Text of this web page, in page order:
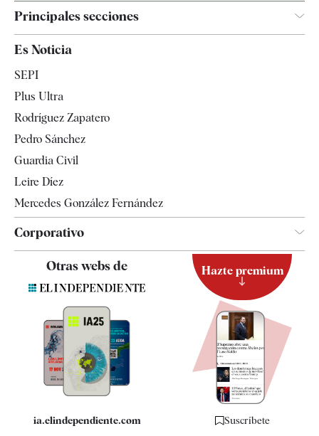
Principales secciones
Televisión
Es Noticia
SEPI
Plus Ultra
Rodríguez Zapatero
Pedro Sánchez
Guardia Civil
Leire Díez
Mercedes González Fernández
Corporativo
Quiénes somos
Especificaciones
Otras webs de
ia.elindependiente.com
Hazte premium
Suscríbete